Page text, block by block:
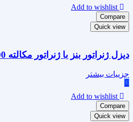
Add to wishlist
Compare
Quick view
دیزل ژنراتور بنز با ژنراتور مکالته 400 کاوا مدل OM457TAGE-2
جزییات بیشتر
Add to wishlist
Compare
Quick view